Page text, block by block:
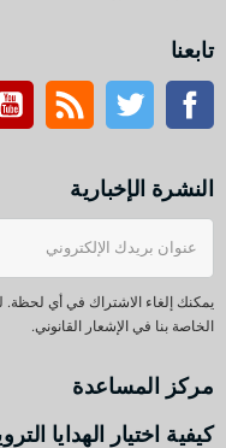
تابعنا
موقع التواصل
تويتر آر إس
النشرة الإخبارية
يمكنك إلغاء الاشتراك في أي لحظة.
الخاصة بنا في الإشعار القانوني.
مركز المساعدة
كيفية اختيار الهدايا